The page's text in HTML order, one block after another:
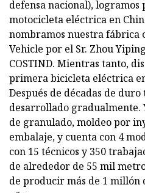
defensa nacional),
motocicleta eléctrica en
nombramos nuestra fábrica
Vehicle por el Sr. Zhou
COSTIND. Mientras tanto,
primera bicicleta eléctrica
Después de décadas de
desarrollado gradualmente.
de granulado, moldeo por
embalaje, y cuenta con 4
con 15 técnicos y 350
de alrededor de 55 mil
de producir más de 1 millón